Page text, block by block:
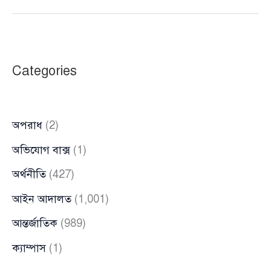
প্রধান
Categories
অপরাধ (2)
অভিযোগ বাক্স(1)
অর্থনীতি(427)
আইন আদালত(1,001)
আন্তর্জাতিক (989)
ক্যাম্পাস(1)